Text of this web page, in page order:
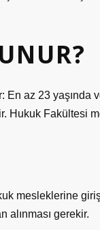
az 23 yaşında
Hukuk Fakültesi
mesleklerine
alınması gerekir.